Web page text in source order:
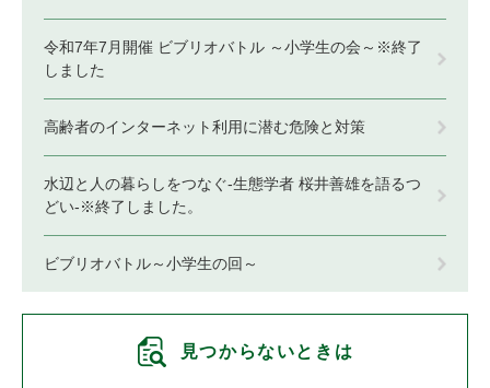
令和7年7月開催 ビブリオバトル ～小学生の会～※終了
しました
高齢者のインターネット利用に潜む危険と対策
水辺と人の暮らしをつなぐ-生態学者 桜井善雄を語るつ
どい-※終了しました。
ビブリオバトル～小学生の回～
見つからないときは